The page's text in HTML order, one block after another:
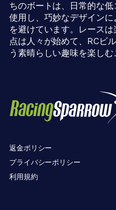
ちのボートは、日常的な
使用し、巧妙なデザイン
を避けています。レース
点は人々が始めて、RCビ
う素晴らしい趣味を楽しむ
返金ポリシー
プライバシーポリシー
利用規約